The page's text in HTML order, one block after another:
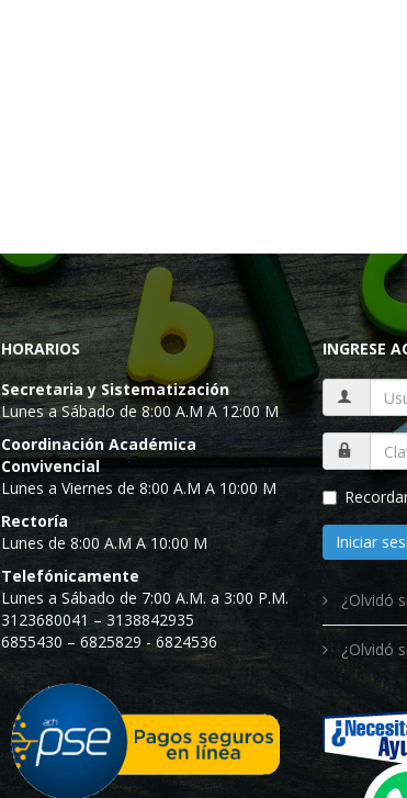
HORARIOS
Secretaria y Sistematización
Lunes a Sábado de 8:00 A.M A 12:00 M
Coordinación Académica
Convivencial
Lunes a Viernes de 8:00 A.M A 10:00 M
Rectoría
Lunes de 8:00 A.M A 10:00 M
Telefónicamente
Lunes a Sábado de 7:00 A.M. a 3:00 P.M.
3123680041 – 3138842935
6855430 – 6825829 - 6824536
INGRESE
Iniciar
¿Olvidó
¿Olvidó